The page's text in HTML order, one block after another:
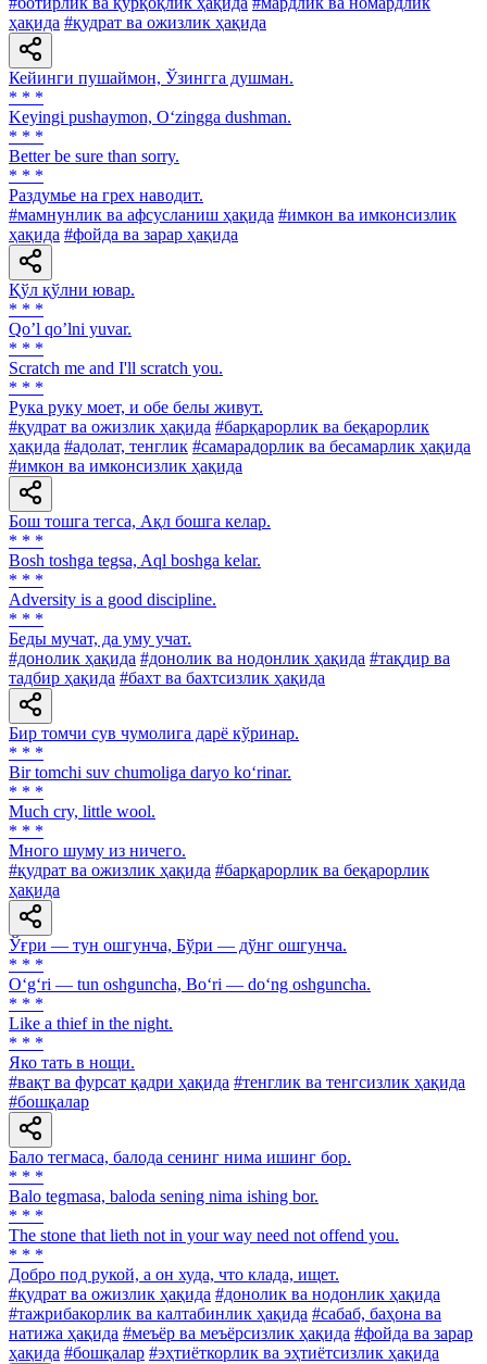
ҳақида #қудрат ва ожизлик ҳақида
Кейинги пушаймон, Ўзингга душман.
* * *
Keyingi pushaymon, O‘zingga dushman.
* * *
Better be sure than sorry.
* * *
Раздумье на грех наводит.
#мамнунлик ва афсусланиш ҳақида #имкон ва имконсизлик
ҳақида #фойда ва зарар ҳақида
Қўл қўлни ювар.
* * *
Qoʼl qoʼlni yuvar.
* * *
Scratch me and I'll scratch you.
* * *
Рука руку моет, и обе белы живут.
#қудрат ва ожизлик ҳақида #барқарорлик ва беқарорлик
ҳақида #адолат, тенглик #самарадорлик ва бесамарлик ҳақида
#имкон ва имконсизлик ҳақида
Бош тошга тегса, Ақл бошга келар.
* * *
Bosh toshga tegsa, Aql boshga kelar.
* * *
Adversity is a good discipline.
* * *
Беды мучат, да уму учат.
#донолик ҳақида #донолик ва нодонлик ҳақида #тақдир ва
тадбир ҳақида #бахт ва бахтсизлик ҳақида
Бир томчи сув чумолига дарё кўринар.
* * *
Bir tomchi suv chumoliga daryo ko‘rinar.
* * *
Much cry, little wool.
* * *
Много шуму из ничего.
#қудрат ва ожизлик ҳақида #барқарорлик ва беқарорлик
ҳақида
Ўғри — тун ошгунча, Бўри — дўнг ошгунча.
* * *
O‘g‘ri — tun oshguncha, Bo‘ri — do‘ng oshguncha.
* * *
Like a thief in the night.
* * *
Яко тать в нощи.
#вақт ва фурсат қадри ҳақида #тенглик ва тенгсизлик ҳақида
#бошқалар
Бало тегмаса, балода сенинг нима ишинг бор.
* * *
Balo tegmasa, baloda sening nima ishing bor.
* * *
The stone that lieth not in your way need not offend you.
* * *
Добро под рукой, а он худа, что клада, ищет.
#қудрат ва ожизлик ҳақида #донолик ва нодонлик ҳақида
#тажрибакорлик ва калтабинлик ҳақида #сабаб, баҳона ва
натижа ҳақида #меъёр ва меъёрсизлик ҳақида #фойда ва зарар
ҳақида #бошқалар #эҳтиёткорлик ва эҳтиётсизлик ҳақида